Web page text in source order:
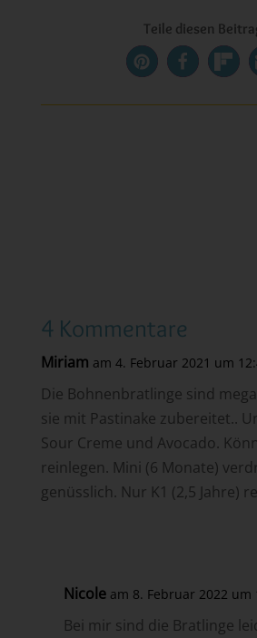
Teile diesen
4 Kommentare
Miriam am 4. Februar 2021 um
Die Bohnenbratlinge sind
sie mit Pastinake zubereitet..
Sour Creme und Avocado.
reinlegen. Mini (6 Monate)
genüsslich. Nur K1 (2,5 Jahre)
Nicole am 8. Februar 2022 um
Bei mir sind die Bratlinge